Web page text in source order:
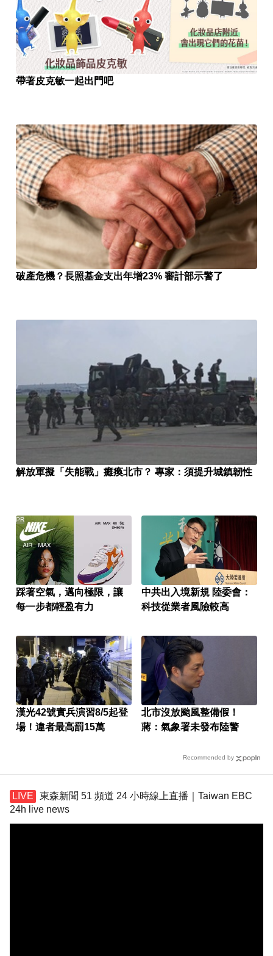
帶著皮克敏一起出門吧
破產危機？長照基金支出年增23% 審計部示警了
解放軍擬「失能戰」癱瘓北市？ 專家：須提升城鎮韌性
踩著空氣，邁向極限，讓
每一步都輕盈有力
PR
中共出入境新規 陸委會：
科技從業者風險較高
漢光42號實兵演習8/5起登
場！違者最高罰15萬
北市沒放颱風整備假！
蔣：氣象署未發布陸警
Recommended by
東森新聞 51 頻道 24 小時線上直播｜Taiwan EBC
24h live news